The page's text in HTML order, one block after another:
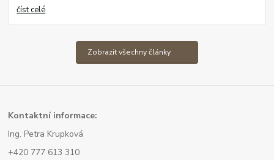
číst celé
Zobrazit všechny články
Kontaktní informace:
Ing. Petra Krupková
+420 777 613 310